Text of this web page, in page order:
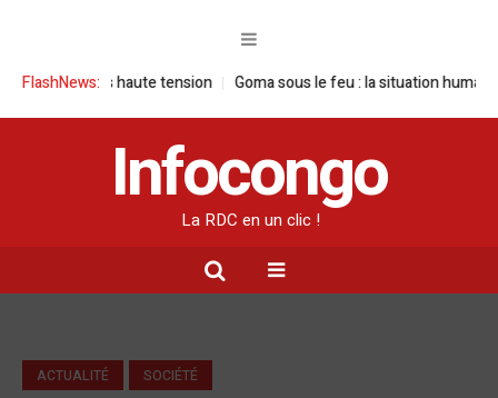
FlashNews:
sous haute tension Goma sous le feu : la situation humanitaire se
Infocongo
La RDC en un clic !
ACTUALITÉ SOCIÉTÉ